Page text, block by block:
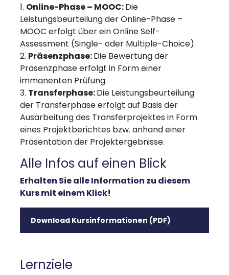
Online-Phase – MOOC:Die
Leistungsbeurteilung der Online-Phase –
MOOC erfolgt über ein Online Self-
Assessment (Single- oder Multiple-Choice).
Präsenzphase:Die Bewertung der
Präsenzphase erfolgt in Form einer
immanenten Prüfung.
Transferphase:Die Leistungsbeurteilung
der Transferphase erfolgt auf Basis der
Ausarbeitung des Transferprojektes in Form
eines Projektberichtes bzw. anhand einer
Präsentation der Projektergebnisse.
Alle Infos auf einen Blick
Erhalten Sie alle Information zu diesem
Kurs mit einem Klick!
Download Kursinformationen (PDF)
Lernziele